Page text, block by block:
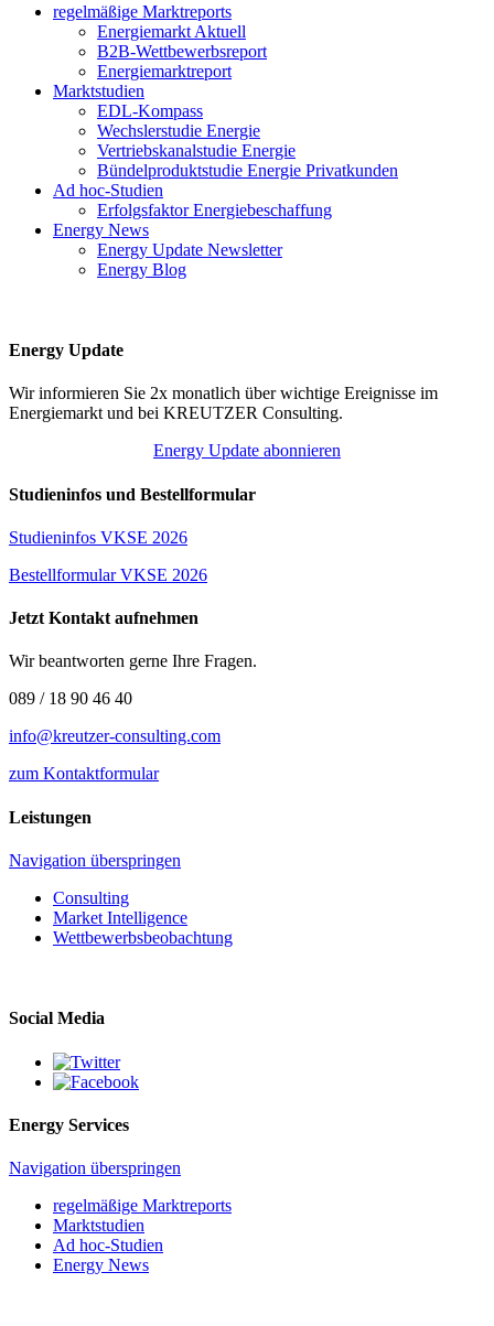
regelmäßige Marktreports
Energiemarkt Aktuell
B2B-Wettbewerbsreport
Energiemarktreport
Marktstudien
EDL-Kompass
Wechslerstudie Energie
Vertriebskanalstudie Energie
Bündelproduktstudie Energie Privatkunden
Ad hoc-Studien
Erfolgsfaktor Energiebeschaffung
Energy News
Energy Update Newsletter
Energy Blog
Energy Update
Wir informieren Sie 2x monatlich über wichtige Ereignisse im
Energiemarkt und bei KREUTZER Consulting.
Energy Update abonnieren
Studieninfos und Bestellformular
Studieninfos VKSE 2026
Bestellformular VKSE 2026
Jetzt Kontakt aufnehmen
Wir beantworten gerne Ihre Fragen.
089 / 18 90 46 40
info@kreutzer-consulting.com
zum Kontaktformular
Leistungen
Navigation überspringen
Consulting
Market Intelligence
Wettbewerbs­beobachtung
Social Media
Energy Services
Navigation überspringen
regelmäßige Marktreports
Marktstudien
Ad hoc-Studien
Energy News